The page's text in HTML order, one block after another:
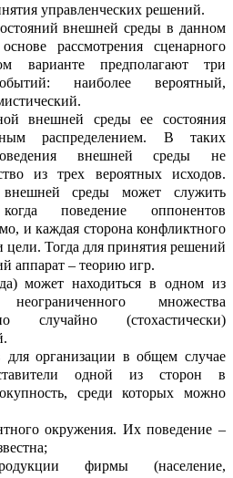
управленческих решений.
внешней среды в данном
рассмотрения сценарного
м варианте предполагают три
наиболее вероятный,
внешней средыеесостояния
распределением. В таких
внешнейсредыне
из трех вероятных исходов.
среды может служить
поведение оппонентов
, и каждая сторона конфликтного
цели. Тогда для принятия решений
аппарат – теорию игр.
может находиться в одном из
неограниченного множества
случайно (стохастически)
для организации в общем случае
авители одной из сторон в
среди которых можно
окружения. Их поведение –
фирмы (население,